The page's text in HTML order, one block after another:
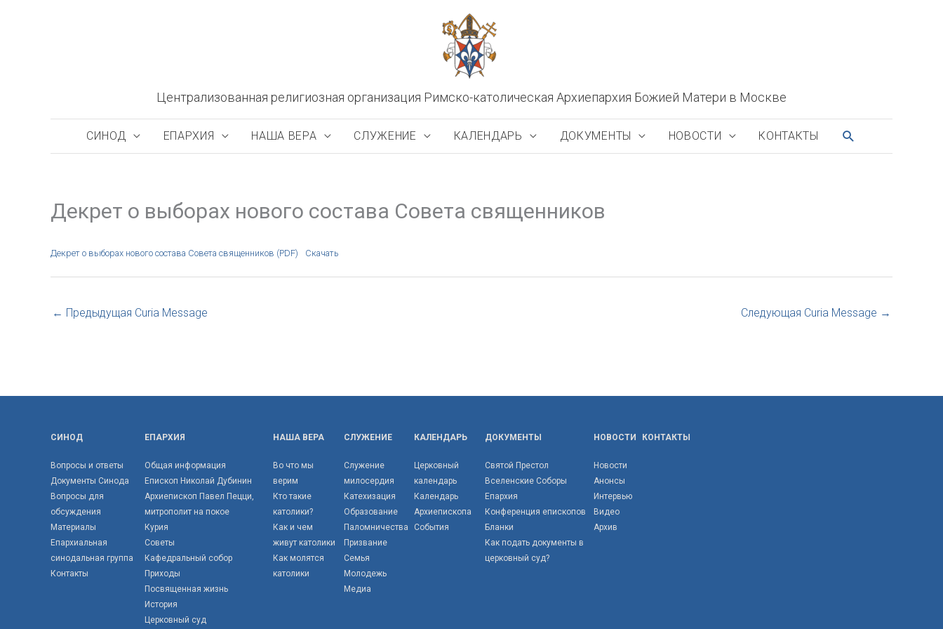
Централизованная религиозная организация Римско-католическая Архиепархия Божией Матери в Москве
СИНОД ЕПАРХИЯ НАША ВЕРА СЛУЖЕНИЕ КАЛЕНДАРЬ ДОКУМЕНТЫ НОВОСТИ КОНТАКТЫ ПОИСК
Декрет о выборах нового состава Совета священников
Декрет о выборах нового состава Совета священников (PDF) Скачать
← Предыдущая Curia Message Следующая Curia Message →
СИНОД
Вопросы и ответы
Документы Синода
Вопросы для
обсуждения
Материалы
Епархиальная
синодальная группа
Контакты
ЕПАРХИЯ
Общая информация
Епископ Николай Дубинин
Архиепископ Павел Пецци,
митрополит на покое
Курия
Советы
Кафедральный собор
Приходы
Посвященная жизнь
История
Церковный суд
НАША ВЕРА
Во что мы
верим
Кто такие
католики?
Как и чем
живут католики
Как молятся
католики
СЛУЖЕНИЕ
Служение
милосердия
Катехизация
Образование
Паломничества
Призвание
Семья
Молодежь
Медиа
КАЛЕНДАРЬ
Церковный
календарь
Календарь
Архиепископа
События
ДОКУМЕНТЫ
Святой Престол
Вселенские Соборы
Епархия
Конференция епископов
Бланки
Как подать документы в
церковный суд?
НОВОСТИ
Новости
Анонсы
Интервью
Видео
Архив
КОНТАКТЫ